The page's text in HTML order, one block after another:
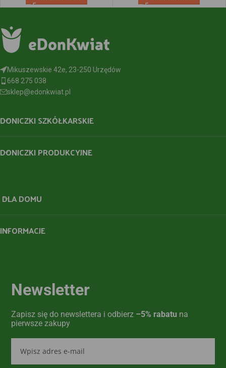
Mikuszewskie 42e, 23-250 Urzędów
668 275 038
sklep@edonkwiat.pl
DONICZKI SZKÓŁKARSKIE
DONICZKI PRODUKCYJNE
DLA DOMU
INFORMACJE
Newsletter
Zapisz się do newslettera i odbierz –5% rabatu na
pierwsze zakupy